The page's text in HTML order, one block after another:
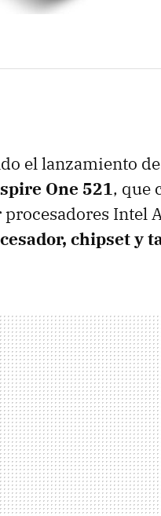
el lanzamiento
One 521, que
Intel
chipset y